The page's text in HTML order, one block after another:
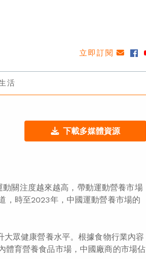
立即訂閱
活
下載多媒體資源
關注度越來越高，帶動運動營養市場
，時至2023年，中國運動營養市場的
眾健康營養水平。根據食物行業內容
體育營養食品市場，中國廠商的市場佔